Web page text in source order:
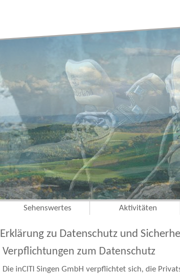
Aktivitäten
Sehenswertes
Erklärung zu Datenschutz und
Verpflichtungen zum Datenschutz
Die inCITI Singen GmbH verpflichtet sich, die